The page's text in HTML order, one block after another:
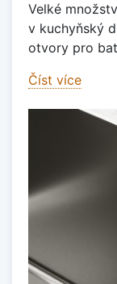
Velké
v kuchyňský
otvory pro
Číst více